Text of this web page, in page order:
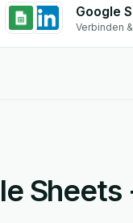
Google
Verbinden
Sheets